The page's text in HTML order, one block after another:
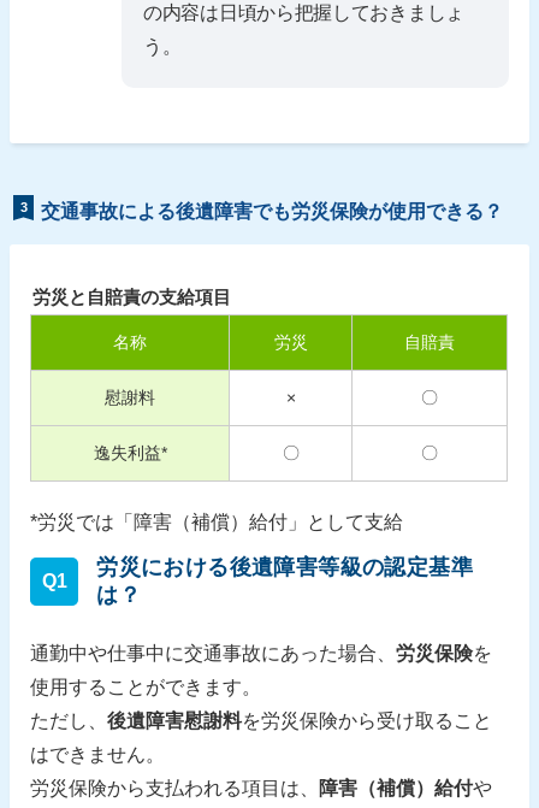
の内容は日頃から把握しておきましょ
う。
3 交通事故による後遺障害でも労災保険が使用できる？
労災と自賠責の支給項目
名称 労災 自賠責
慰謝料 × 〇
逸失利益* 〇 〇
*労災では「障害（補償）給付」として支給
Q1
労災における後遺障害等級の認定基準
は？
通勤中や仕事中に交通事故にあった場合、労災保険を
使用することができます。
ただし、後遺障害慰謝料を労災保険から受け取ること
はできません。
労災保険から支払われる項目は、
障害（補償）給付や